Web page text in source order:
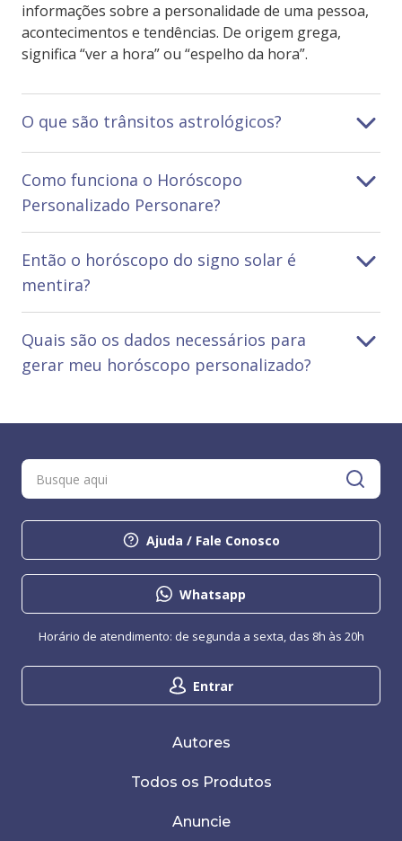
informações sobre a personalidade de uma pessoa,
acontecimentos e tendências. De origem grega,
significa “ver a hora” ou “espelho da hora”.
O que são trânsitos astrológicos?
Como funciona o Horóscopo
Personalizado Personare?
Então o horóscopo do signo solar é
mentira?
Quais são os dados necessários para
gerar meu horóscopo personalizado?
Ajuda / Fale Conosco
Whatsapp
Entrar
Horário de atendimento: de segunda a sexta, das 8h às 20h
Autores
Todos os Produtos
Anuncie